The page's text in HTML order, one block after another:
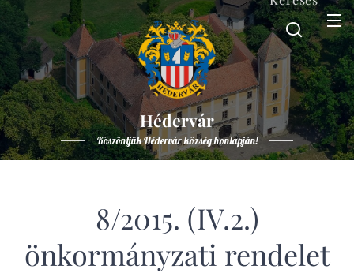
Hédervár
Köszöntjük Hédervár község honlapján!
8/2015. (IV.2.)
önkormányzati rendelet